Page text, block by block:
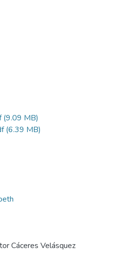
(9.09 MB)
(6.39 MB)
Cáceres Velásquez